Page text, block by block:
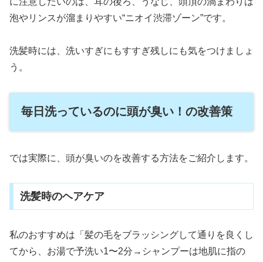
泡やリンスが溜まりやすい“ニオイ渋滞ゾーン”です。
洗髪時には、洗いすぎにもすすぎ残しにも気をつけましょ
う。
毎日洗っているのに頭が臭い！の改善策
では実際に、頭が臭いのを改善する方法をご紹介します。
洗髪時のヘアケア
私のおすすめは「髪の毛をブラッシングして通りを良くし
てから、お湯で予洗い1〜2分→シャンプーは地肌に指の